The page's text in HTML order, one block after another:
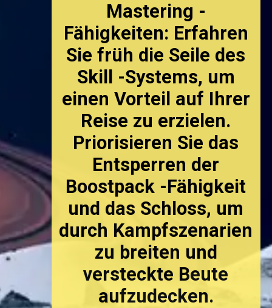
Mastering -
Fähigkeiten: Erfahren
Sie früh die Seile des
Skill -Systems, um
einen Vorteil auf Ihrer
Reise zu erzielen.
Priorisieren Sie das
Entsperren der
Boostpack -Fähigkeit
und das Schloss, um
durch Kampfszenarien
zu breiten und
versteckte Beute
aufzudecken.